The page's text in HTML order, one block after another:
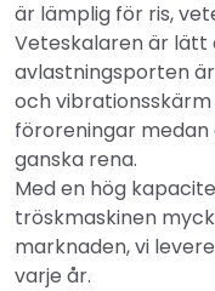
är lämplig för ris,
Veteskalaren är lätt
avlastningsporten
och
föroreningar
ganska rena.
Med en hög
tröskmaskinen
marknaden, vi
varje år.